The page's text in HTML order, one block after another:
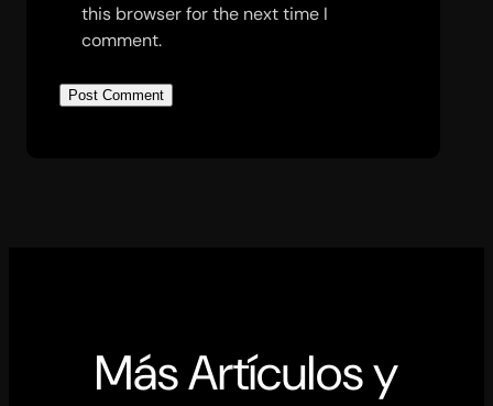
this browser for the next time I
comment.
Más Artículos y